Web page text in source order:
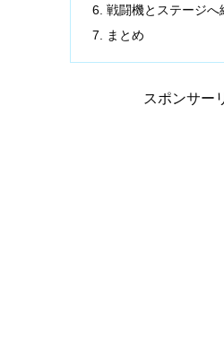
戦闘機とステージへ
まとめ
スポンサー